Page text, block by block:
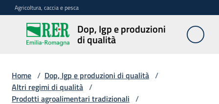
Vai al contenuto
Vai alla navigazione
Vai al footer
Agricoltura, caccia e pesca
Dop, Igp e produzioni
di qualità
Dop, Igp e
produzioni
Prodotti
Home / Dop, Igp e produzioni di qualità /
Altri regimi di qualità /
Prodotti agroalimentari tradizionali /